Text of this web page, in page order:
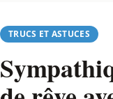
TRUCS ET ASTUCES